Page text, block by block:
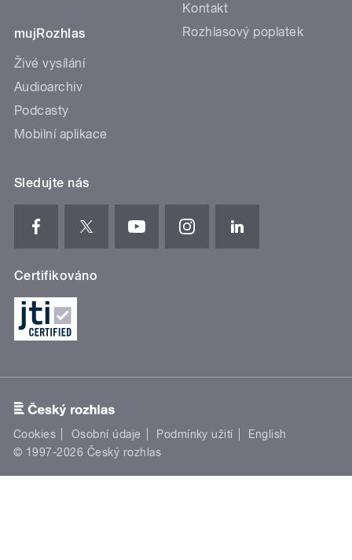
mujRozhlas
Živé vysílání
Audioarchiv
Podcasty
Mobilní aplikace
Kontakt
Rozhlasový poplatek
Sledujte nás
Certifikováno
Cookies Osobní údaje Podmínky užití
English
© 1997-2026 Český rozhlas